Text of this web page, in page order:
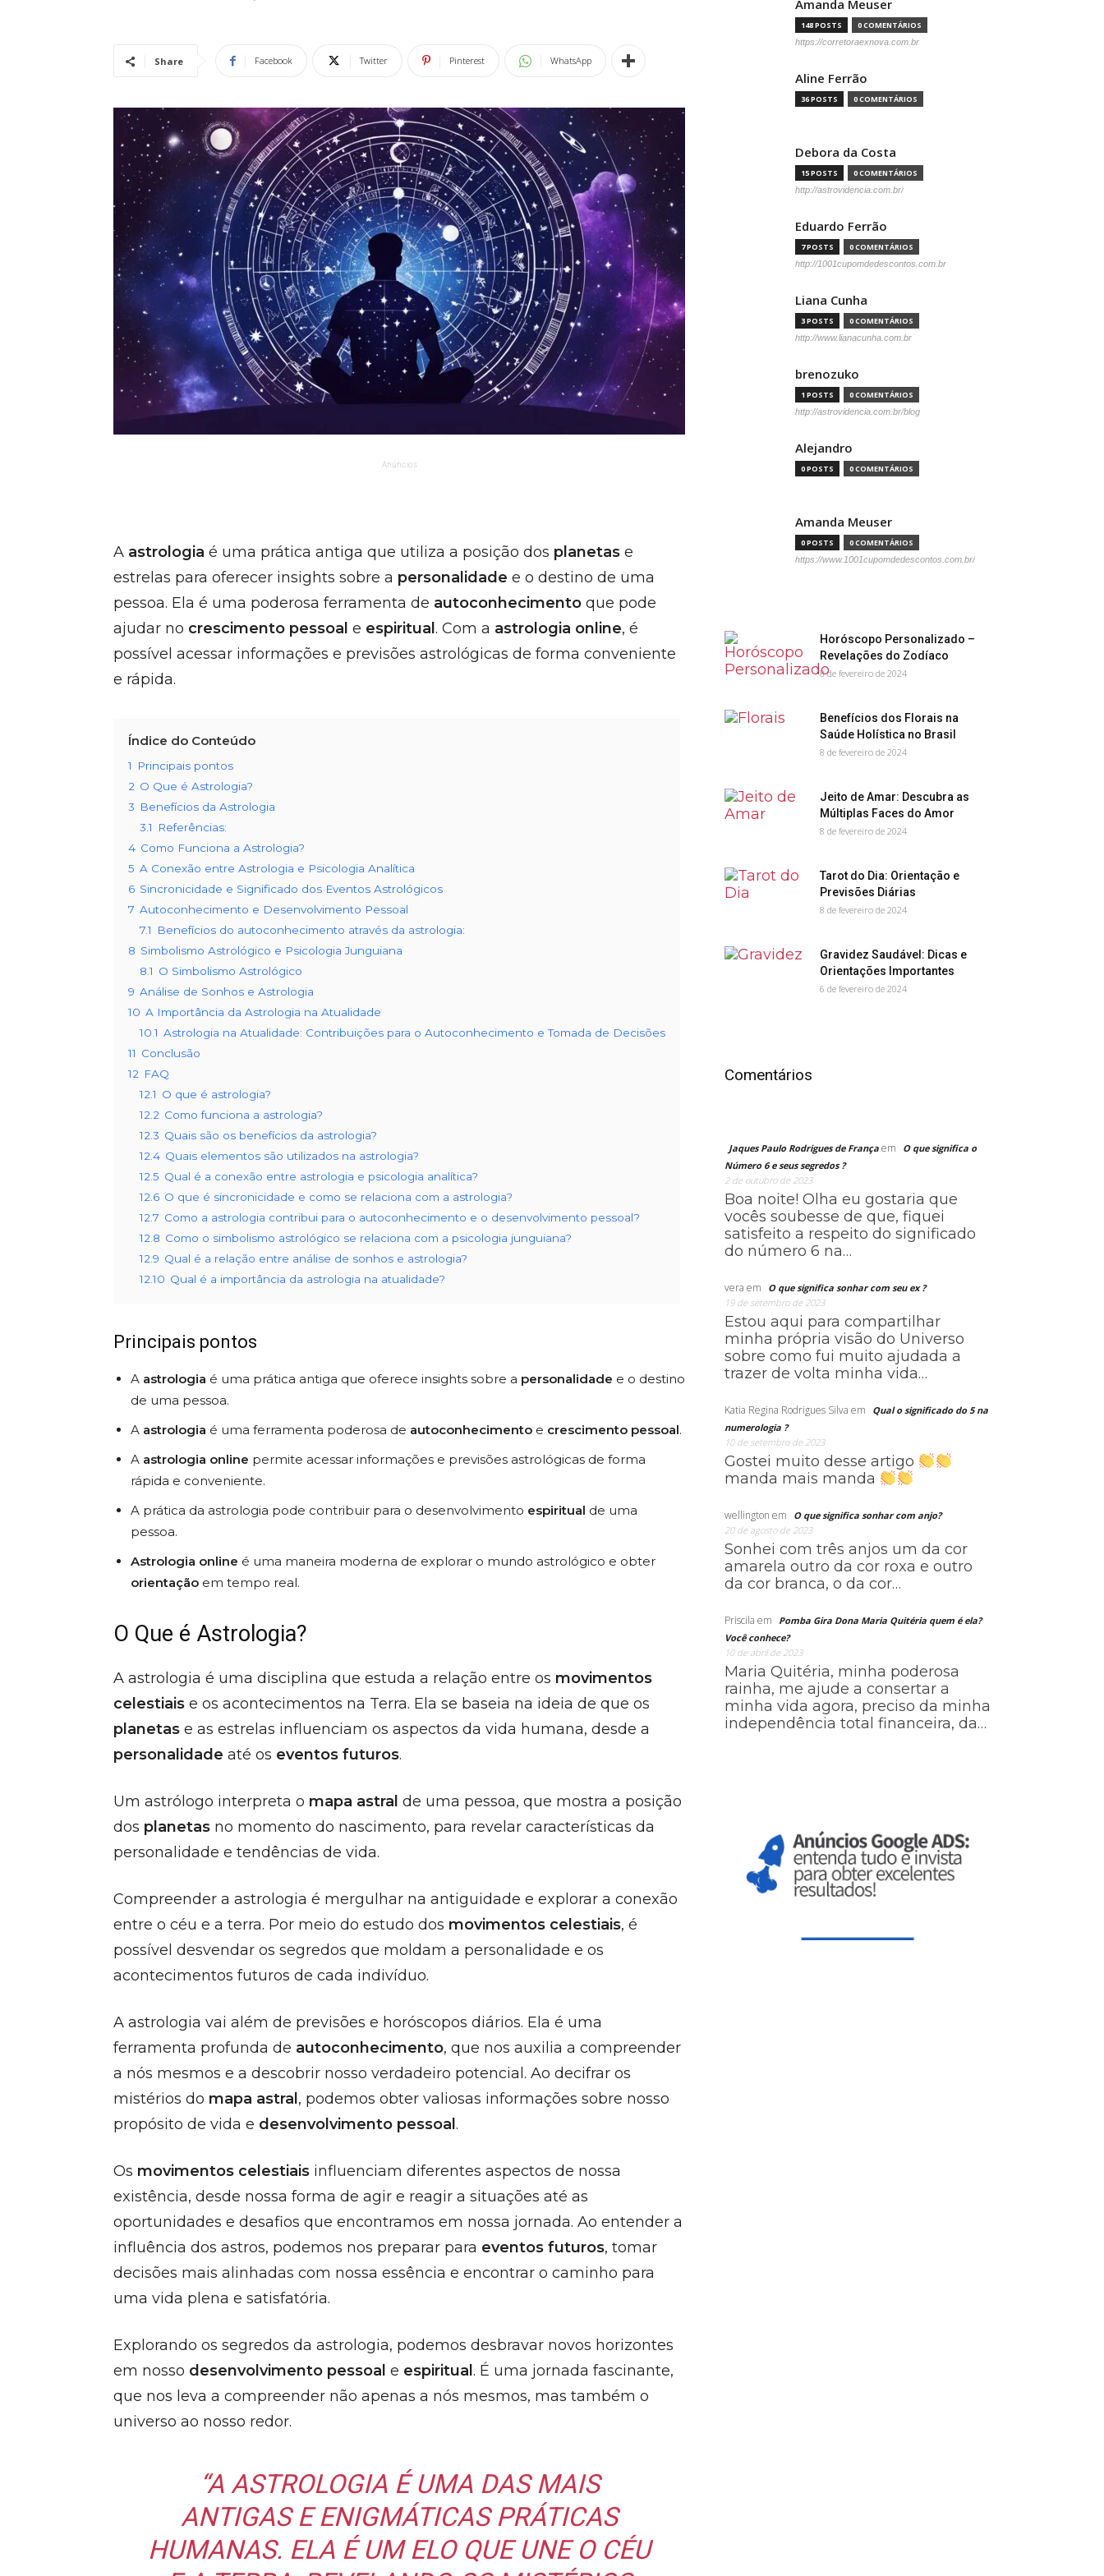
Share Facebook Twitter Pinterest WhatsApp
Anúncios
A astrologia é uma prática antiga que utiliza a posição dos planetas e
estrelas para oferecer insights sobre a personalidade e o destino de uma
pessoa. Ela é uma poderosa ferramenta de autoconhecimento que pode
ajudar no crescimento pessoal e espiritual . Com a astrologia online, é
possível acessar informações e previsões astrológicas de forma conveniente
e rápida.
Índice do Conteúdo
1
Principais pontos
2 O Que é Astrologia?
3 Benefícios da Astrologia
3.1
Referências:
4 Como Funciona a Astrologia?
5 A Conexão entre Astrologia e Psicologia Analítica
6 Sincronicidade e Significado dos Eventos Astrológicos
7 Autoconhecimento e Desenvolvimento Pessoal
7.1
Benefícios do autoconhecimento através da astrologia:
8 Simbolismo Astrológico e Psicologia Junguiana
8.1 O Simbolismo Astrológico
9 Análise de Sonhos e Astrologia
10 A Importância da Astrologia na Atualidade
10.1 Astrologia na Atualidade: Contribuições para o Autoconhecimento e Tomada de Decisões
11 Conclusão
12 FAQ
12.1 O que é astrologia?
12.2 Como funciona a astrologia?
12.3 Quais são os benefícios da astrologia?
12.4 Quais elementos são utilizados na astrologia?
12.5 Qual é a conexão entre astrologia e psicologia analítica?
12.6 O que é sincronicidade e como se relaciona com a astrologia?
12.7 Como a astrologia contribui para o autoconhecimento e o desenvolvimento pessoal?
12.8 Como o simbolismo astrológico se relaciona com a psicologia junguiana?
12.9 Qual é a relação entre análise de sonhos e astrologia?
12.10 Qual é a importância da astrologia na atualidade?
Principais pontos
A astrologia é uma prática antiga que oferece insights sobre a personalidade e o destino
de uma pessoa.
A astrologia é uma ferramenta poderosa de autoconhecimento e crescimento pessoal.
A astrologia online permite acessar informações e previsões astrológicas de forma
rápida e conveniente.
A prática da astrologia pode contribuir para o desenvolvimento espiritual de uma
pessoa.
Astrologia online é uma maneira moderna de explorar o mundo astrológico e obter
orientação em tempo real.
O Que é Astrologia?
A astrologia é uma disciplina que estuda a relação entre os movimentos
celestiais e os acontecimentos na Terra. Ela se baseia na ideia de que os
planetas e as estrelas influenciam os aspectos da vida humana, desde a
personalidade até os eventos futuros.
Um astrólogo interpreta o mapa astral de uma pessoa, que mostra a posição
dos planetas no momento do nascimento, para revelar características da
personalidade e tendências de vida.
Compreender a astrologia é mergulhar na antiguidade e explorar a conexão
entre o céu e a terra. Por meio do estudo dos movimentos celestiais, é
possível desvendar os segredos que moldam a personalidade e os
acontecimentos futuros de cada indivíduo.
A astrologia vai além de previsões e horóscopos diários. Ela é uma
ferramenta profunda de autoconhecimento, que nos auxilia a compreender
a nós mesmos e a descobrir nosso verdadeiro potencial. Ao decifrar os
mistérios do mapa astral , podemos obter valiosas informações sobre nosso
propósito de vida e desenvolvimento pessoal .
Os movimentos celestiais influenciam diferentes aspectos de nossa
existência, desde nossa forma de agir e reagir a situações até as
oportunidades e desafios que encontramos em nossa jornada. Ao entender a
influência dos astros, podemos nos preparar para eventos futuros, tomar
decisões mais alinhadas com nossa essência e encontrar o caminho para
uma vida plena e satisfatória.
Explorando os segredos da astrologia, podemos desbravar novos horizontes
em nosso desenvolvimento pessoal e espiritual . É uma jornada fascinante,
que nos leva a compreender não apenas a nós mesmos, mas também o
universo ao nosso redor.
“A ASTROLOGIA É UMA DAS MAIS
ANTIGAS E ENIGMÁTICAS PRÁTICAS
HUMANAS. ELA É UM ELO QUE UNE O CÉU
Amanda Meuser
148 POSTS 0 COMENTÁRIOS
https://corretoraexnova.com.br
Aline Ferrão
36 POSTS 0 COMENTÁRIOS
Debora da Costa
15 POSTS 0 COMENTÁRIOS
http://astrovidencia.com.br/
Eduardo Ferrão
7 POSTS 0 COMENTÁRIOS
http://1001cupomdedescontos.com.br
Liana Cunha
3 POSTS 0 COMENTÁRIOS
http://www.lianacunha.com.br
brenozuko
1 POSTS 0 COMENTÁRIOS
http://astrovidencia.com.br/blog
Alejandro
0 POSTS 0 COMENTÁRIOS
Amanda Meuser
0 POSTS 0 COMENTÁRIOS
https://www.1001cupomdedescontos.com.br/
Horóscopo Personalizado –
Revelações do Zodíaco
8 de fevereiro de 2024
Benefícios dos Florais na
Saúde Holística no Brasil
8 de fevereiro de 2024
Jeito de Amar: Descubra as
Múltiplas Faces do Amor
8 de fevereiro de 2024
Tarot do Dia: Orientação e
Previsões Diárias
8 de fevereiro de 2024
Gravidez Saudável: Dicas e
Orientações Importantes
6 de fevereiro de 2024
Comentários
Jaques Paulo Rodrigues de França em
O que significa o
Número 6 e seus segredos ?
2 de outubro de 2023
Boa noite! Olha eu gostaria que
vocês soubesse de que, fiquei
satisfeito a respeito do significado
do número 6 na…
vera em
O que significa sonhar com seu ex ?
19 de setembro de 2023
Estou aqui para compartilhar
minha própria visão do Universo
sobre como fui muito ajudada a
trazer de volta minha vida…
Katia Regina Rodrigues Silva em
Qual o significado do 5 na
numerologia ?
10 de setembro de 2023
Gostei muito desse artigo
manda mais manda
wellington em
O que significa sonhar com anjo?
20 de agosto de 2023
Sonhei com três anjos um da cor
amarela outro da cor roxa e outro
da cor branca, o da cor…
Priscila em
Pomba Gira Dona Maria Quitéria quem é ela?
Você conhece?
10 de abril de 2023
Maria Quitéria, minha poderosa
rainha, me ajude a consertar a
minha vida agora, preciso da minha
independência total financeira, da…